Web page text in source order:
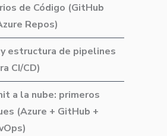
de Código (GitHub
Repos)
estructura de pipelines
CI/CD)
a la nube: primeros
(Azure + GitHub +